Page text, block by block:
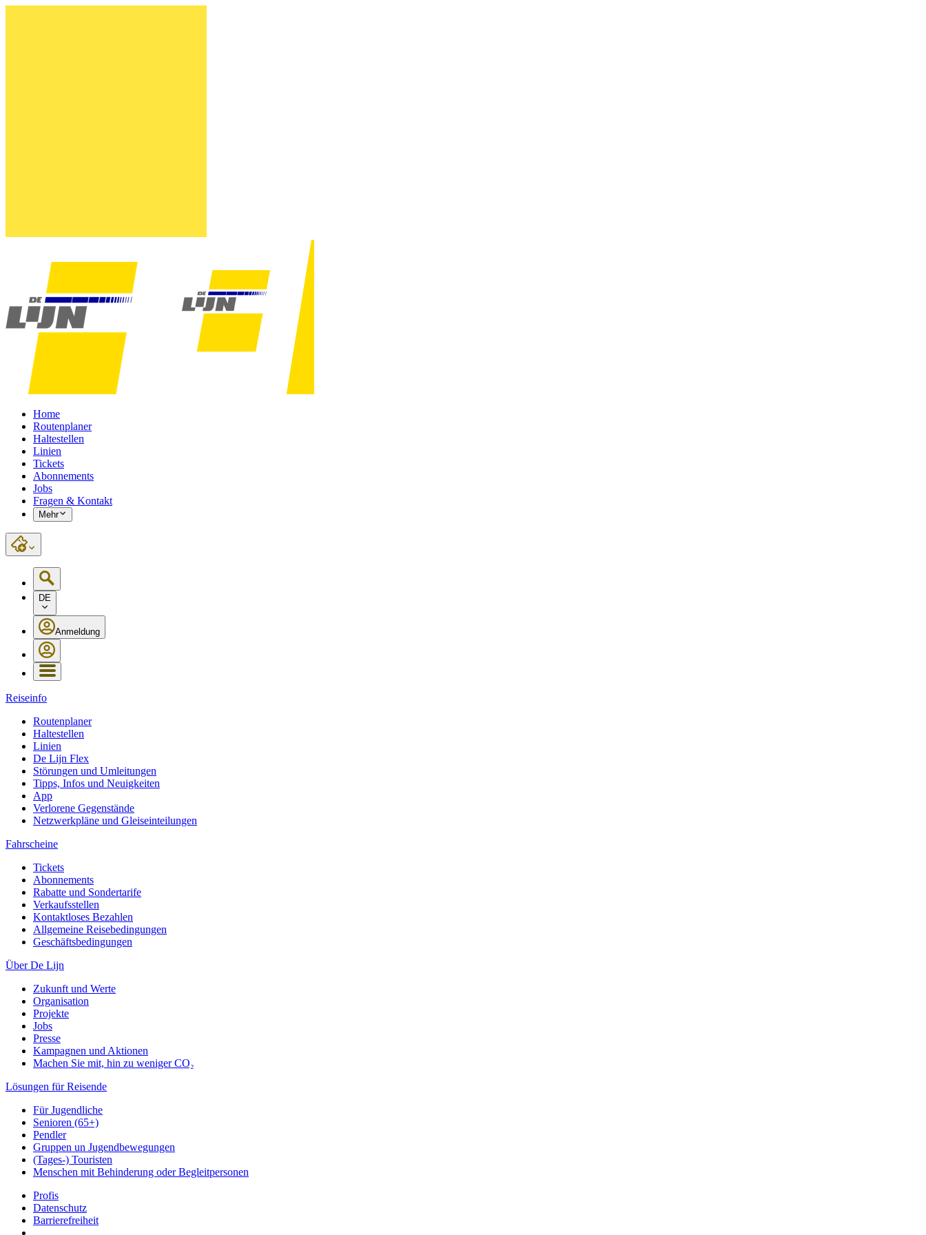
Home
Routenplaner
Haltestellen
Linien
Tickets
Abonnements
Jobs
Fragen & Kontakt
Mehr
DE
Anmeldung
Reiseinfo
Routenplaner
Haltestellen
Linien
De Lijn Flex
Störungen und Umleitungen
Tipps, Infos und Neuigkeiten
App
Verlorene Gegenstände
Netzwerkpläne und Gleiseinteilungen
Fahrscheine
Tickets
Abonnements
Rabatte und Sondertarife
Verkaufsstellen
Kontaktloses Bezahlen
Allgemeine Reisebedingungen
Geschäftsbedingungen
Über De Lijn
Zukunft und Werte
Organisation
Projekte
Jobs
Presse
Kampagnen und Aktionen
Machen Sie mit, hin zu weniger CO₂
Lösungen für Reisende
Für Jugendliche
Senioren (65+)
Pendler
Gruppen un Jugendbewegungen
(Tages-) Touristen
Menschen mit Behinderung oder Begleitpersonen
Profis
Datenschutz
Barrierefreiheit